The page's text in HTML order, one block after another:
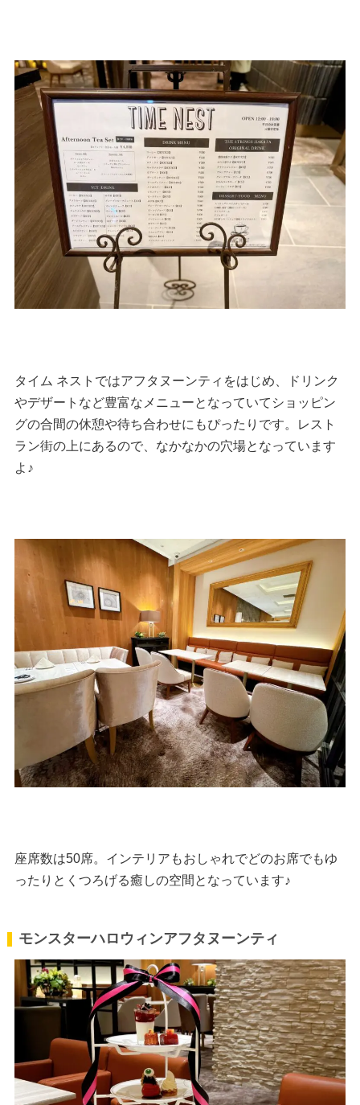
タイム ネストではアフタヌーンティをはじめ、ドリンク
やデザートなど豊富なメニューとなっていてショッピン
グの合間の休憩や待ち合わせにもぴったりです。レスト
ラン街の上にあるので、なかなかの穴場となっています
よ♪
座席数は50席。インテリアもおしゃれでどのお席でもゆ
ったりとくつろげる癒しの空間となっています♪
モンスターハロウィンアフタヌーンティ